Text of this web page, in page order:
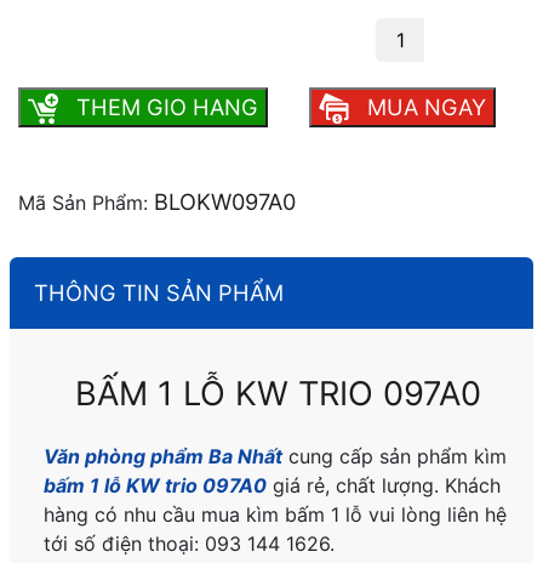
THEM GIO HANG MUA NGAY
Mã Sản Phẩm: BLOKW097A0
THÔNG TIN SẢN PHẨM
BẤM 1 LỖ KW TRIO 097A0
Văn phòng phẩm Ba Nhấtcung cấp sản phẩm kìm
bấm 1 lỗ KW trio 097A0 giá rẻ, chất lượng. Khách
hàng có nhu cầu mua kìm bấm 1 lỗ vui lòng liên hệ
tới số điện thoại: 093 144 1626.